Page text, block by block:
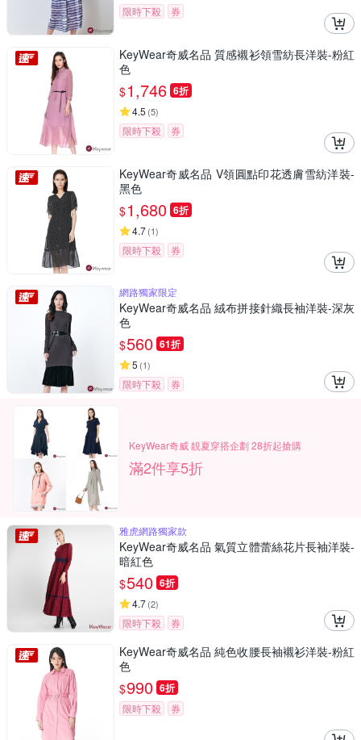
限時下殺 券
KeyWear奇威名品 質感襯衫領雪紡長洋裝-粉紅
色
$1,746 6折
4.5 (5)
限時下殺 券
KeyWear奇威名品 V領圓點印花透膚雪紡洋裝-
黑色
$1,680 6折
4.7(1)
限時下殺 券
網路獨家限定
KeyWear奇威名品 絨布拼接針織長袖洋裝-深灰
色
$560 61折
5 (1)
限時下殺 券
KeyWear奇威 靚夏穿搭企劃 28折起搶購
滿2件享5折
雅虎網路獨家款
KeyWear奇威名品 氣質立體蕾絲花片長袖洋裝-
暗紅色
$540 6折
4.7(2)
限時下殺 券
KeyWear奇威名品 純色收腰長袖襯衫洋裝-粉紅
色
$990 6折
限時下殺 券